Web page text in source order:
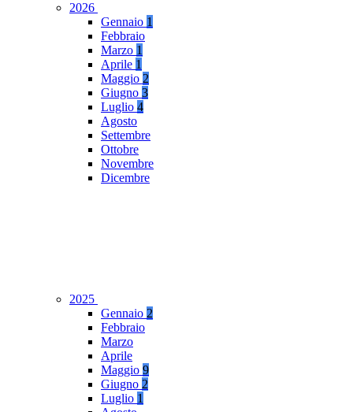
2026
Gennaio 1
Febbraio
Marzo 1
Aprile 1
Maggio 2
Giugno 3
Luglio 4
Agosto
Settembre
Ottobre
Novembre
Dicembre
2025
Gennaio 2
Febbraio
Marzo
Aprile
Maggio 9
Giugno 2
Luglio 1